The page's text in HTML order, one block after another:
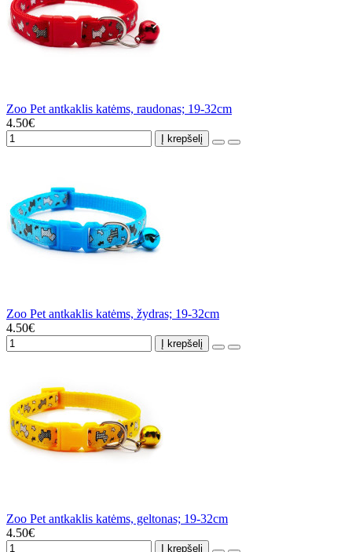
Zoo Pet antkaklis katėms, raudonas; 19-32cm
4.50€
Į krepšelį
Zoo Pet antkaklis katėms, žydras; 19-32cm
4.50€
Į krepšelį
Zoo Pet antkaklis katėms, geltonas; 19-32cm
4.50€
Į krepšelį